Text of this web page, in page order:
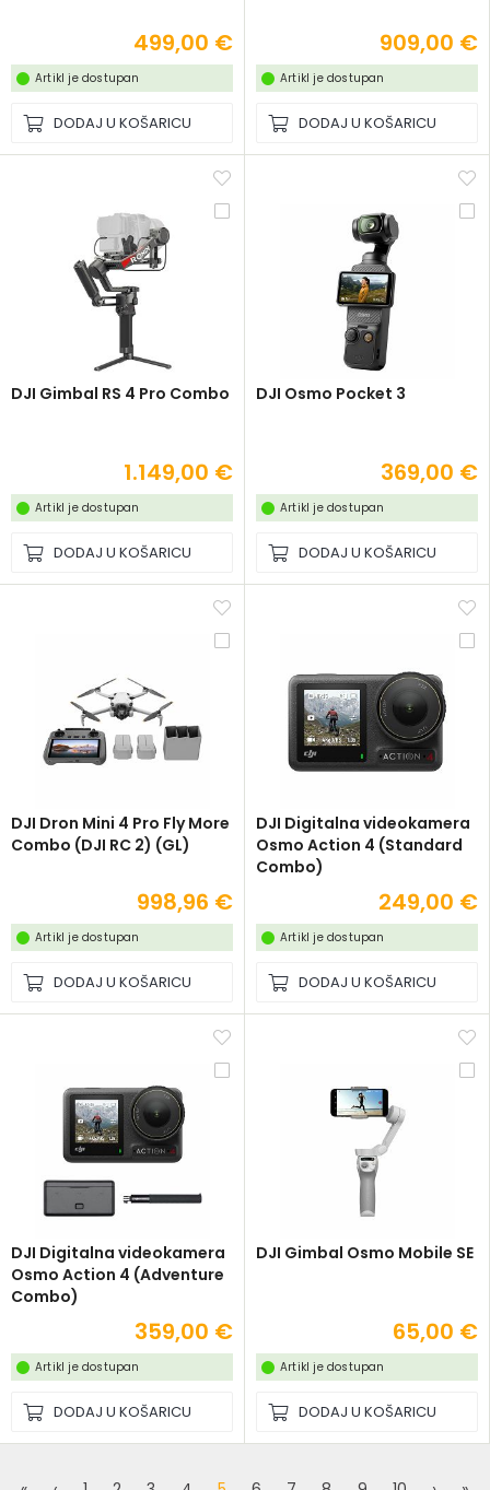
499,00 €
Artikl je dostupan
DODAJ U KOŠARICU
909,00 €
Artikl je dostupan
DODAJ U KOŠARICU
DJI Gimbal RS 4 Pro Combo
1.149,00 €
Artikl je dostupan
DODAJ U KOŠARICU
DJI Osmo Pocket 3
369,00 €
Artikl je dostupan
DODAJ U KOŠARICU
DJI Dron Mini 4 Pro Fly More
Combo (DJI RC 2) (GL)
998,96 €
Artikl je dostupan
DODAJ U KOŠARICU
DJI Digitalna videokamera
Osmo Action 4 (Standard
Combo)
249,00 €
Artikl je dostupan
DODAJ U KOŠARICU
DJI Digitalna videokamera
Osmo Action 4 (Adventure
Combo)
359,00 €
Artikl je dostupan
DODAJ U KOŠARICU
DJI Gimbal Osmo Mobile SE
65,00 €
Artikl je dostupan
DODAJ U KOŠARICU